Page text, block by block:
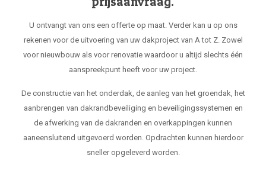
U ontvangt van ons een offerte op maat. Verder kan u op ons
rekenen voor de uitvoering van uw dakproject van A tot Z. Zowel
voor nieuwbouw als voor renovatie waardoor u altijd slechts één
aanspreekpunt heeft voor uw project.
De constructie van het onderdak, de aanleg van het groendak, het
aanbrengen van dakrandbeveiliging en beveiligingssystemen en
de afwerking van de dakranden en overkappingen kunnen
aaneensluitend uitgevoerd worden. Opdrachten kunnen hierdoor
sneller opgeleverd worden.